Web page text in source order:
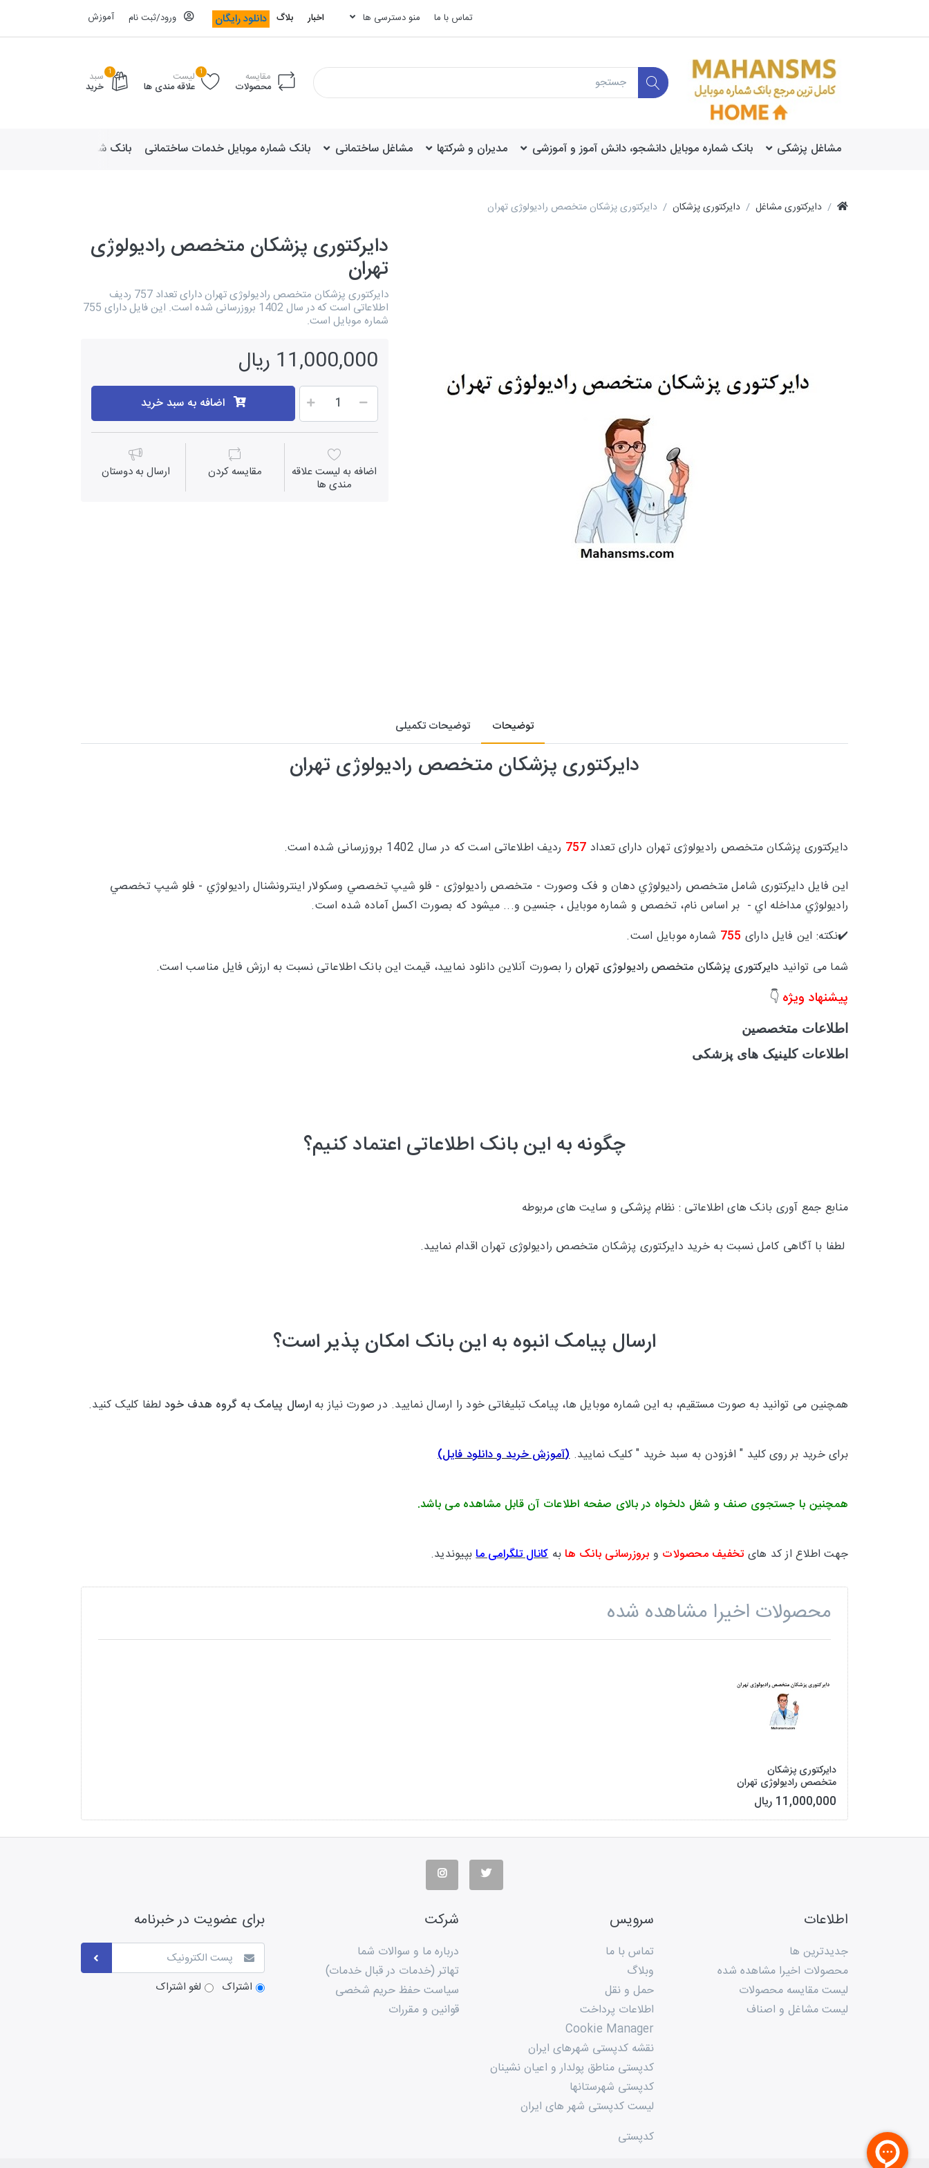
تماس با ما منو دسترسی ها اخبار بلاگ دانلود رایگان ورود/ثبت نام آموزش
مقایسه
محصولات
1 لیست
علاقه مندی ها
1 سبد
خرید
مشاغل پزشکی بانک شماره موبایل دانشجو، دانش آموز و آموزشی مدیران و شرکتها مشاغل ساختمانی بانک شماره موبایل خدمات ساختمانی بانک شماره موبایل لوازم
دایرکتوری مشاغل دایرکتوری پزشکان دایرکتوری پزشکان متخصص رادیولوژی تهران
دایرکتوری پزشکان متخصص رادیولوژی
تهران
دایرکتوری پزشکان متخصص رادیولوژی تهران دارای تعداد 757 ردیف
اطلاعاتی است که در سال 1402 بروزرسانی شده است. این فایل دارای 755
شماره موبایل است.
11,000,000 ریال
اضافه به سبد خرید
اضافه به لیست علاقه
مندی ها
مقايسه كردن ارسال به دوستان
توضیحات توضیحات تکمیلی
دایرکتوری پزشکان متخصص رادیولوژی تهران
دایرکتوری پزشکان متخصص رادیولوژی تهران دارای تعداد 757 ردیف اطلاعاتی است که در سال 1402 بروزرسانی شده است.
این فایل دایرکتوری شاملمتخصص راديولوژي دهان و فک وصورت - متخصص رادیولوژی - فلو شيپ تخصصي وسکولار اينترونشنال راديولوژي - فلو شيپ تخصصي
راديولوژي مداخله اي - بر اساس نام، تخصص و شماره موبایل ، جنسین و... میشود که بصورت اکسل آماده شده است.
✔️نکته: این فایل دارای 755 شماره موبایل است.
شما می توانید دایرکتوری پزشکان متخصص رادیولوژی تهران را بصورت آنلاین دانلود نمایید، قیمت این بانک اطلاعاتی نسبت به ارزش فایل مناسب است.
پیشنهاد ویژه 👇
اطلاعات متخصصین
اطلاعات کلینیک های پزشکی
چگونه به این بانک اطلاعاتی اعتماد کنیم؟
منابع جمع آوری بانک های اطلاعاتی : نظام پزشکی و سایت های مربوطه
لطفا با آگاهی کامل نسبت به خرید دایرکتوری پزشکان متخصص رادیولوژی تهران اقدام نمایید.
ارسال پیامک انبوه به این بانک امکان پذیر است؟
همچنین می توانید به صورت مستقیم، به این شماره موبایل ها، پیامک تبلیغاتی خود را ارسال نمایید. در صورت نیاز بهارسال پیامک به گروه هدف خود لطفا کلیک کنید.
برای خرید بر روی کلید " افزودن به سبد خرید " کلیک نمایید.(آموزش خرید و دانلود فایل)
همچنین با جستجوی صنف و شغل دلخواه در بالای صفحه اطلاعات آن قابل مشاهده می باشد.
جهت اطلاع از کد های تخفیف محصولات و بروزرسانی بانک ها بهکانال تلگرامی مابپیوندید.
محصولات اخیرا مشاهده شده
دایرکتوری پزشکان
متخصص رادیولوژی تهران
11,000,000 ریال
اطلاعات
جدیدترین ها
محصولات اخیرا مشاهده شده
لیست مقایسه محصولات
لیست مشاغل و اصناف
سرویس
تماس با ما
وبلاگ
حمل و نقل
اطلاعات پرداخت
Cookie Manager
نقشه کدپستی شهرهای ایران
کدپستی مناطق پولدار و اعیان نشینان
کدپستی شهرستانها
لیست کدپستی شهر های ایران
کدپستی
شرکت
درباره ما و سوالات شما
تهاتر (خدمات در قبال خدمات)
سیاست حفظ حریم شخصی
قوانین و مقررات
برای عضویت در خبرنامه
اشتراک لغو اشتراک